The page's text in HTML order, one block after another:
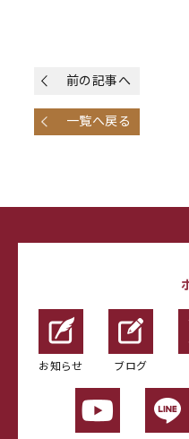
前の記事へ
一覧へ戻る
お知らせ ブログ